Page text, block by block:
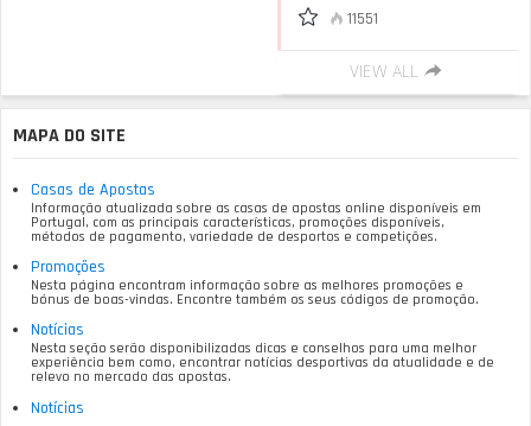
11551
VIEW ALL
MAPA DO SITE
Casas de Apostas
Informação atualizada sobre as casas de apostas online disponíveis em
Portugal, com as principais características, promoções disponíveis,
métodos de pagamento, variedade de desportos e competições.
Promoções
Nesta página encontram informação sobre as melhores promoções e
bónus de boas-vindas. Encontre também os seus códigos de promoção.
Notícias
Nesta seção serão disponibilizadas dicas e conselhos para uma melhor
experiência bem como, encontrar notícias desportivas da atualidade e de
relevo no mercado das apostas.
Notícias